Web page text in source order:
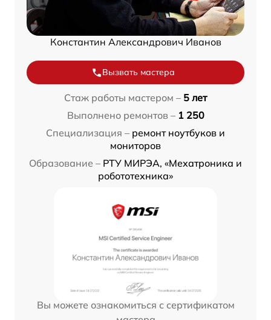
Константин Александрович Иванов
Вызвать мастера
Стаж работы мастером – 5 лет
Выполнено ремонтов – 1 250
Специализация – ремонт ноутбуков и
мониторов
Образование – РТУ МИРЭА, «Мехатроника и
робототехника»
Вы можете ознакомиться с сертификатом